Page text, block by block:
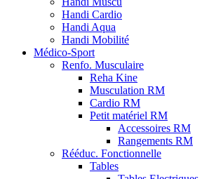
Handi Cardio
Handi Aqua
Handi Mobilité
Médico-Sport
Renfo. Musculaire
Reha Kine
Musculation RM
Cardio RM
Petit matériel RM
Accessoires RM
Rangements RM
Rééduc. Fonctionnelle
Tables